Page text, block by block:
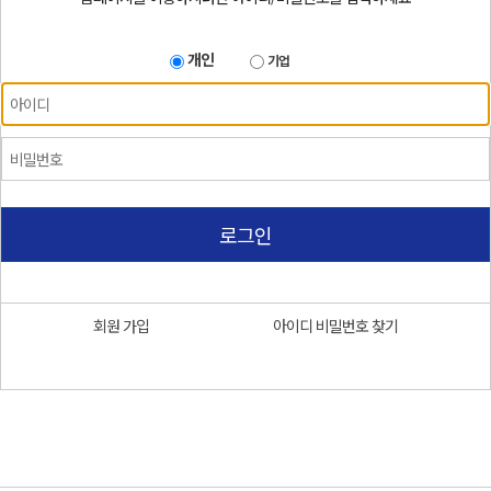
개인 기업
로그인
회원 가입 아이디 비밀번호 찾기